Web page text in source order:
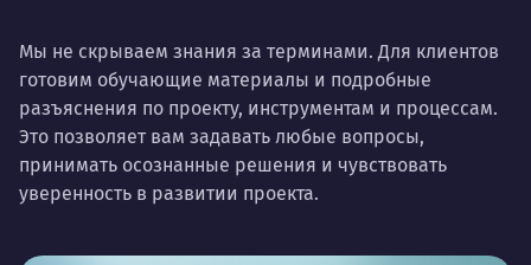
Мы не скрываем знания за терминами. Для клиентов
готовим обучающие материалы и подробные
разъяснения по проекту, инструментам и процессам.
Это позволяет вам задавать любые вопросы,
принимать осознанные решения и чувствовать
уверенность в развитии проекта.